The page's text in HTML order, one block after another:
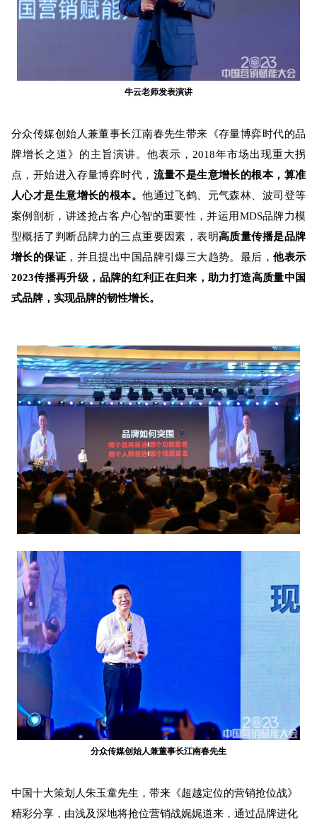
牛云老师发表演讲
分众传媒创始人兼董事长江南春先生带来《存量博弈时代的品
牌增长之道》的主旨演讲。他表示，2018年市场出现重大拐
点，开始进入存量博弈时代， 流量不是生意增长的根本，算准
人心才是生意增长的根本。他通过飞鹤、元气森林、 波司登等
案例剖析，讲述抢占客户心智的重要性，并运用MDS品牌力模
型概括了判断品牌力的三点重要因素，表明高质量传播是品牌
增长的保证 ，并且提出中国品牌引爆三大趋势。 最后，他表示
2023传播再升级，品牌的红利正在归来，助力打造高质量中国
式品牌，实现品牌的韧性增长。
分众传媒创始人兼董事长江南春先生
中国十大策划人朱玉童先生，带来《超越定位的营销抢位战》
精彩分享， 由浅及深地将抢位营销战娓娓道来，通过品牌进化